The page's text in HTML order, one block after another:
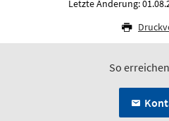
Letzte Änderung:
So